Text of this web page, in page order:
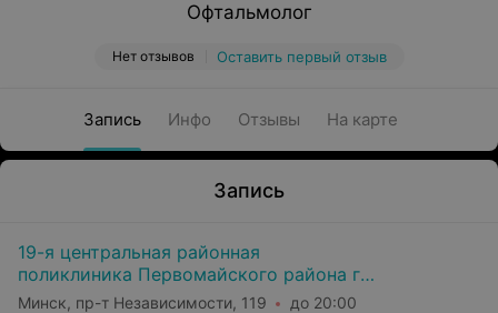
Офтальмолог
Нет отзывов Оставить первый отзыв
Запись Инфо Отзывы На карте
Запись
19-я центральная районная
поликлиника Первомайского района г.
Минска
Минск, пр-т Независимости, 119 до 20:00